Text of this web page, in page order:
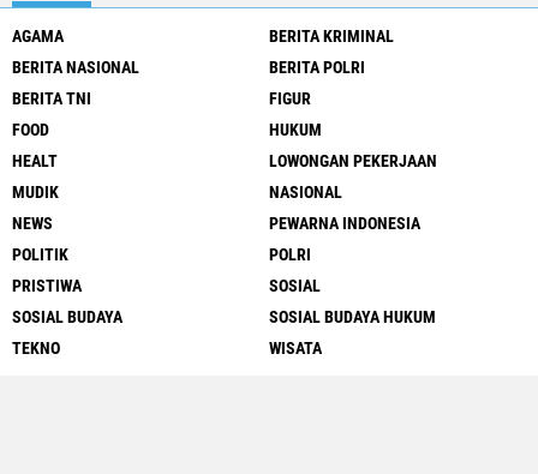
AGAMA
BERITA KRIMINAL
BERITA NASIONAL
BERITA POLRI
BERITA TNI
FIGUR
FOOD
HUKUM
HEALT
LOWONGAN PEKERJAAN
MUDIK
NASIONAL
NEWS
PEWARNA INDONESIA
POLITIK
POLRI
PRISTIWA
SOSIAL
SOSIAL BUDAYA
SOSIAL BUDAYA HUKUM
TEKNO
WISATA